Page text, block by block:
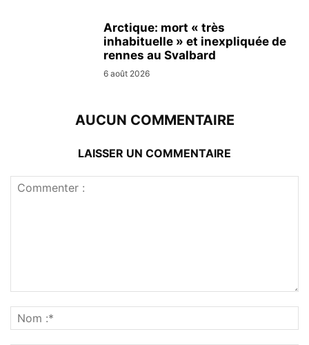
Arctique: mort « très
inhabituelle » et inexpliquée de
rennes au Svalbard
6 août 2026
AUCUN COMMENTAIRE
LAISSER UN COMMENTAIRE